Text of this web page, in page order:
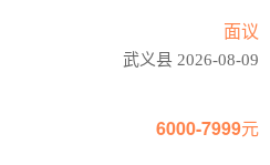
面议
武义县 2026-08-09
6000-7999元